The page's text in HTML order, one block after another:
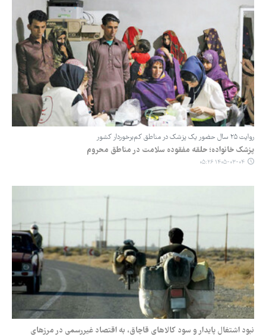
روایت ۲۵ سال حضور یک پزشک در مناطق کم‌برخوردار کشور
پزشک خانواده؛ حلقه مفقوده سلامت در مناطق محروم
۱۴۰۵-۰۳-۰۴ ۰۵:۲۶
نبود اشتغال پایدار و سود کالاهای قاچاق، به اقتصاد غیررسمی در مرزهای